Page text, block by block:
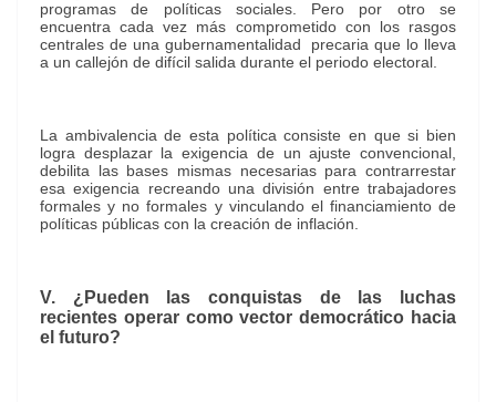
programas de políticas sociales. Pero por otro se
encuentra cada vez más comprometido con los rasgos
centrales de una gubernamentalidad precaria que lo lleva
a un callejón de difícil salida durante el periodo electoral.
La ambivalencia de esta política consiste en que si bien
logra desplazar la exigencia de un ajuste convencional,
debilita las bases mismas necesarias para contrarrestar
esa exigencia recreando una división entre trabajadores
formales y no formales y vinculando el financiamiento de
políticas públicas con la creación de inflación.
V. ¿Pueden las conquistas de las luchas
recientes operar como vector democrático hacia
el futuro?